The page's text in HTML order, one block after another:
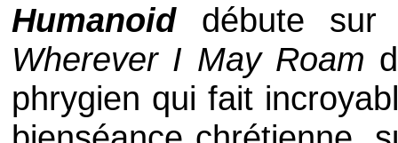
Humanoiddébute sur
Wherever I May Roam
phrygien qui fait